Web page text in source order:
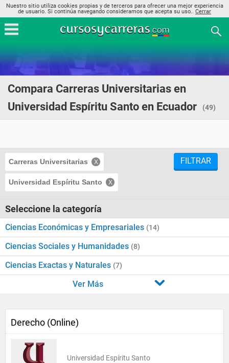
Nuestro sitio utiliza cookies propias y de terceros para ofrecer una mejor experiencia
de usuario. Si continúa navegando consideramos que acepta su uso.. Cerrar
Compara Carreras Universitarias en
Universidad Espíritu Santo en Ecuador
(49)
Carreras Universitarias
Universidad Espíritu Santo
FILTRAR
Seleccione la categoría
Ciencias Económicas y Empresariales (14)
Ciencias Sociales y Humanidades (8)
Ciencias Exactas y Naturales (7)
Ver Más
Derecho (Online)
Universidad Espíritu Santo